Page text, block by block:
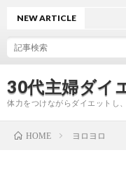
30代主婦ダイ
体力をつけながらダイエットし
NEW ARTICLE
HOME ヨロヨロ